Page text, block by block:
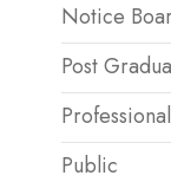
Notice
Post
Public